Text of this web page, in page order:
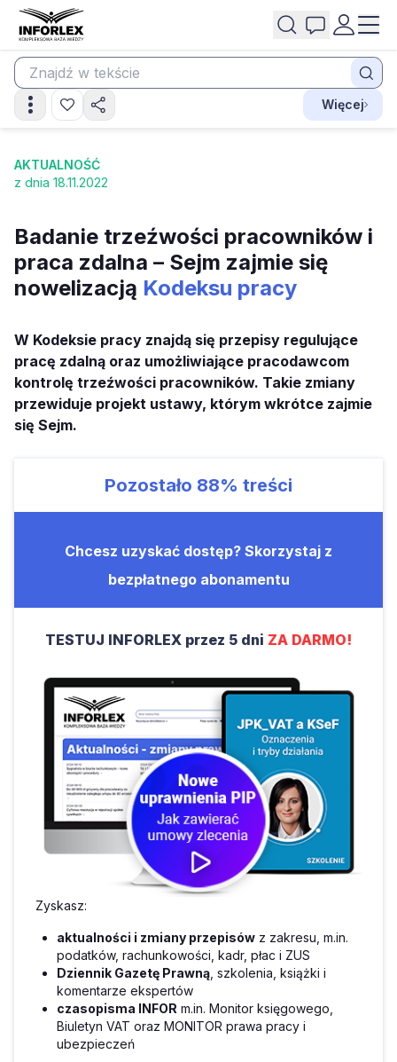
Więcej
AKTUALNOŚĆ
z dnia 18.11.2022
Badanie trzeźwości pracowników i
praca zdalna – Sejm zajmie się
nowelizacją Kodeksu pracy
W Kodeksie pracy znajdą się przepisy regulujące
pracę zdalną oraz umożliwiające pracodawcom
kontrolę trzeźwości pracowników. Takie zmiany
przewiduje projekt ustawy, którym wkrótce zajmie
się Sejm.
Pozostało 88% treści
Chcesz uzyskać dostęp? Skorzystaj z
bezpłatnego abonamentu
TESTUJ INFORLEX przez 5 dni ZA DARMO!
Zyskasz:
aktualności i zmiany przepisów z zakresu, m.in.
podatków, rachunkowości, kadr, płac i ZUS
Dziennik Gazetę Prawną , szkolenia, książki i
komentarze ekspertów
czasopisma INFOR m.in. Monitor księgowego,
Biuletyn VAT oraz MONITOR prawa pracy i
ubezpieczeń